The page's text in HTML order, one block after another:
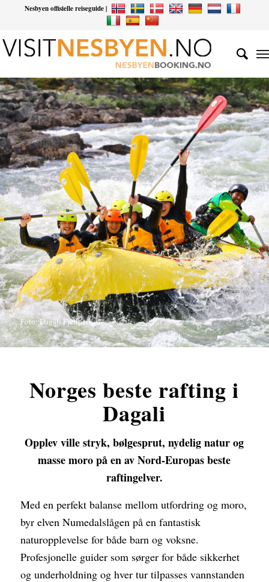
Nesbyen offisielle reiseguide |
Foto: Dagali Fjellpark
Norges beste rafting i
Dagali
Opplev ville stryk, bølgesprut, nydelig natur og
masse moro på en av Nord-Europas beste
raftingelver.
Med en perfekt balanse mellom utfordring og moro,
byr elven Numedalslågen på en fantastisk
naturopplevelse for både barn og voksne.
Profesjonelle guider som sørger for både sikkerhet
og underholdning og hver tur tilpasses vannstanden